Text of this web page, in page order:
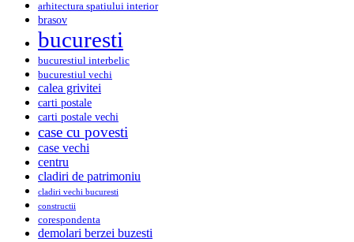
arhitectura spatiului interior
brasov
bucuresti
bucurestiul interbelic
bucurestiul vechi
calea grivitei
carti postale
carti postale vechi
case cu povesti
case vechi
centru
cladiri de patrimoniu
cladiri vechi bucuresti
constructii
corespondenta
demolari berzei buzesti